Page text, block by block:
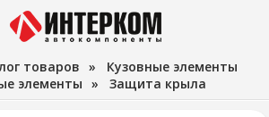
товаров » Кузовные элементы
элементы » Защита крыла